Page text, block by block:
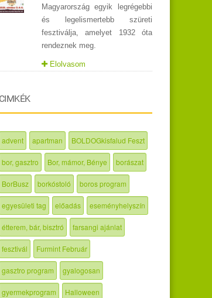
Magyarország egyik legrégebbi
és legelismertebb szüreti
fesztiválja, amelyet 1932 óta
rendeznek meg.
Elolvasom
CIMKÉK
advent apartman BOLDOGkisfalud Feszt
bor, gasztro Bor, mámor, Bénye borászat
BorBusz borkóstoló boros program
egyesületi tag előadás eseményhelyszín
étterem, bár, bisztró farsangi ajánlat
fesztivál Furmint Február
gasztro program gyalogosan
gyermekprogram Halloween